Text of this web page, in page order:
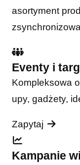
asortyment
Eventy i
Kompleksowa
upy, gadżety,
Zapytaj
Kampanie